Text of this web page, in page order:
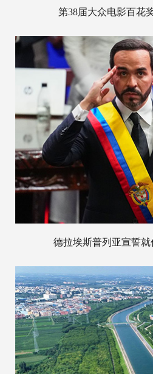
第38届大众电影百花
德拉埃斯普列亚宣誓